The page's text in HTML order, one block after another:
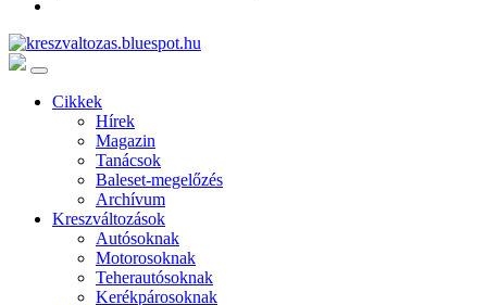
Cikkek
Hírek
Magazin
Tanácsok
Baleset-megelőzés
Archívum
Kreszváltozások
Autósoknak
Motorosoknak
Teherautósoknak
Kerékpárosoknak